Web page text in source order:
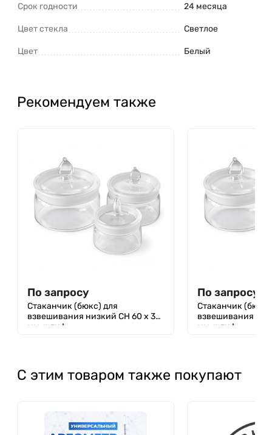
Срок годности
24 месяца
Цвет стекла Светлое
Цвет Белый
Рекомендуем также
По запросу
Стаканчик (бюкс) для
взвешивания низкий СН 60 х 35
мм, шлиф
По запросу
Стаканчик
взвешивания
мм, шлиф
С этим товаром также покупают